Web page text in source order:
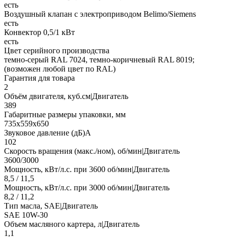
есть
Воздушный клапан с электроприводом Belimo/Siemens
есть
Конвектор 0,5/1 кВт
есть
Цвет серийного производства
темно-серый RAL 7024, темно-коричневый RAL 8019;
(возможен любой цвет по RAL)
Гарантия для товара
2
Объём двигателя, куб.см|Двигатель
389
Габаритные размеры упаковки, мм
735х559х650
Звуковое давление (дБ)А
102
Скорость вращения (макс./ном), об/мин|Двигатель
3600/3000
Мощность, кВт/л.с. при 3600 об/мин|Двигатель
8,5 / 11,5
Мощность, кВт/л.с. при 3000 об/мин|Двигатель
8,2 / 11,2
Тип масла, SAE|Двигатель
SAE 10W-30
Объем масляного картера, л|Двигатель
1,1